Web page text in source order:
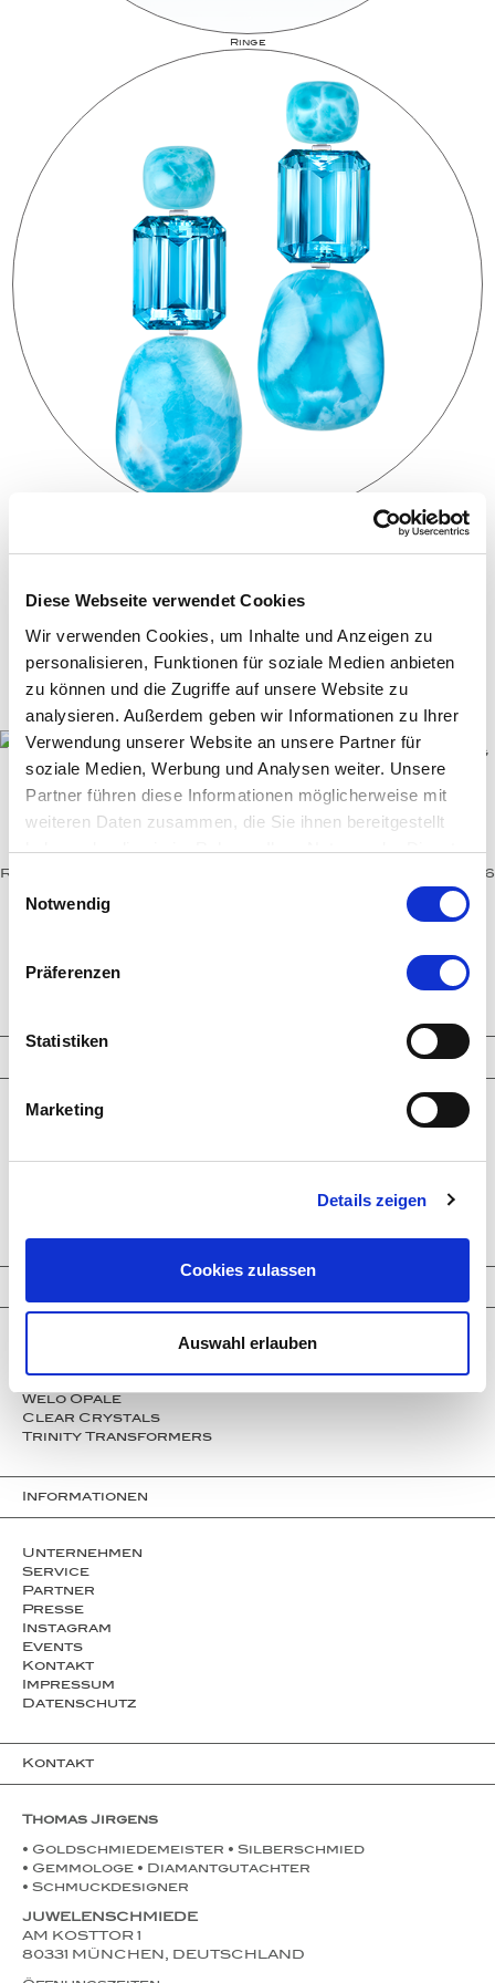
Diese Webseite verwendet Cookies
Wir verwenden Cookies, um Inhalte und Anzeigen zu
personalisieren, Funktionen für soziale Medien anbieten
zu können und die Zugriffe auf unsere Website zu
analysieren. Außerdem geben wir Informationen zu Ihrer
Verwendung unserer Website an unsere Partner für
soziale Medien, Werbung und Analysen weiter. Unsere
Partner führen diese Informationen möglicherweise mit
weiteren Daten zusammen, die Sie ihnen bereitgestellt
haben oder die sie im Rahmen Ihrer Nutzung der Dienste
Einwilligungsauswahl
Notwendig
Präferenzen
Statistiken
Marketing
Details zeigen
Cookies zulassen
Auswahl erlauben
Ringe
Halsketten
Man­schet­ten­­knöpfe
Broschen-Objekte
Ver­lo­bungs­­ringe
AZUR
Ring mit antikoval facettiertem Paraiba-Turmalin von 2,6
Ringe
Neueste Kreationen
Paraiba Tourmaline
Welo Opale
Clear Crystals
Trinity Transformers
Informationen
Unternehmen
Service
Partner
Presse
Instagram
Events
Kontakt
Impressum
Datenschutz
Kontakt
Thomas Jirgens
• Goldschmiedemeister • Silberschmied
• Gemmologe • Diamantgutachter
• Schmuckdesigner
JUWELENSCHMIEDE
AM KOSTTOR 1
80331 MÜNCHEN, DEUTSCHLAND